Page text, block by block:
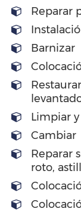
Reparar
Barnizar
Limpiar
Cambiar
Reparar
roto,